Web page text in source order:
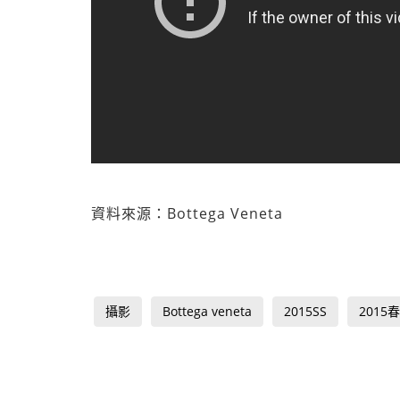
資料來源：Bottega Veneta
攝影 Bottega veneta 2015SS 2015